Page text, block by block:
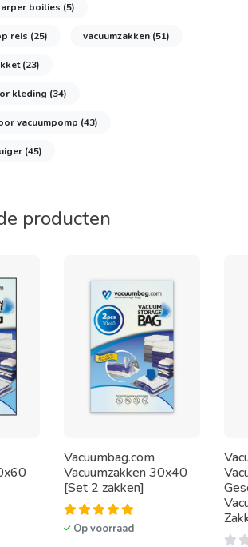
boilies (5)
reis (25) vacuumzakken (51)
(23)
kleding (34)
vacuumpomp (43)
(45)
producten
Vacuumbag.com
Vacuumzakken 30x40
[Set 2 zakken]
Op voorraad